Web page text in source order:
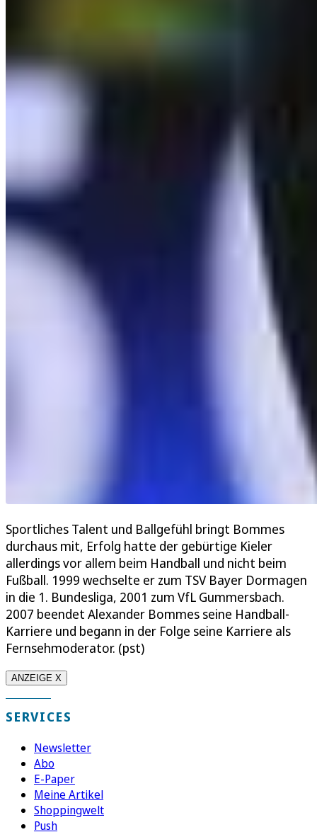
Sportliches Talent und Ballgefühl bringt Bommes
durchaus mit, Erfolg hatte der gebürtige Kieler
allerdings vor allem beim Handball und nicht beim
Fußball. 1999 wechselte er zum TSV Bayer Dormagen
in die 1. Bundesliga, 2001 zum VfL Gummersbach.
2007 beendet Alexander Bommes seine Handball-
Karriere und begann in der Folge seine Karriere als
Fernsehmoderator. (pst)
ANZEIGE X
SERVICES
Newsletter
Abo
E-Paper
Meine Artikel
Shoppingwelt
Push